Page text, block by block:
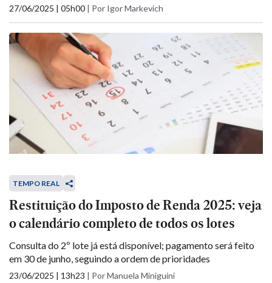
27/06/2025 | 05h00 | Por Igor Markevich
TEMPO REAL
Restituição do Imposto de Renda 2025: veja
o calendário completo de todos os lotes
Consulta do 2º lote já está disponível; pagamento será feito
em 30 de junho, seguindo a ordem de prioridades
23/06/2025 | 13h23 | Por Manuela Miniguini